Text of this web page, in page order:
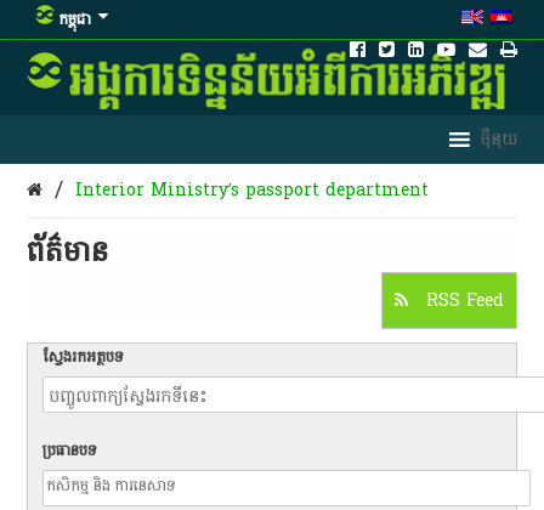
កម្ពុជា
/ Interior Ministry’s passport department
ព័ត៌មាន​
RSS Feed
ស្វែងរកអត្ថបទ
ប្រធានបទ